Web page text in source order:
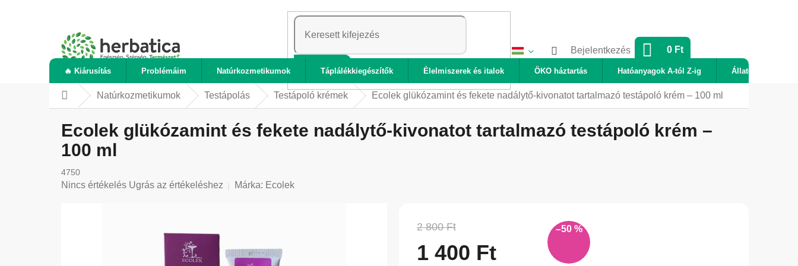
KERESÉS
Bejelentkezés KOSÁR
0 Ft
🔥 Kiárusítás Problémáim Natúrkozmetikumok Táplálékkiegészítők Élelmiszerek és italok ÖKO háztartás Hatóanyagok A-tól Z-ig Állatok
KezdőlapNatúrkozmetikumok Testápolás Testápoló krémek Ecolek glükózamint és fekete nadálytő-kivonatot tartalmazó testápoló krém – 100 ml
Ecolek glükózamint és fekete nadálytő-kivonatot tartalmazó testápoló krém –
100 ml
4750
A
Nincs értékelés Ugrás az értékeléshez Márka: Ecolek
2 800 Ft –50 %
1 400 Ft